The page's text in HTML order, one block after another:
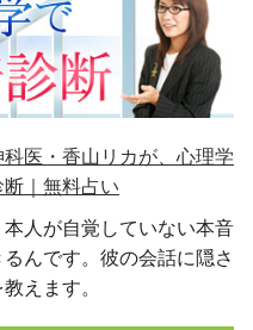
科医・香山リカが、心理学
｜無料占い
人が自覚していない本音
んです。彼の会話に隠さ
えます。